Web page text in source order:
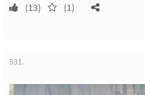
(13) (1)
531.